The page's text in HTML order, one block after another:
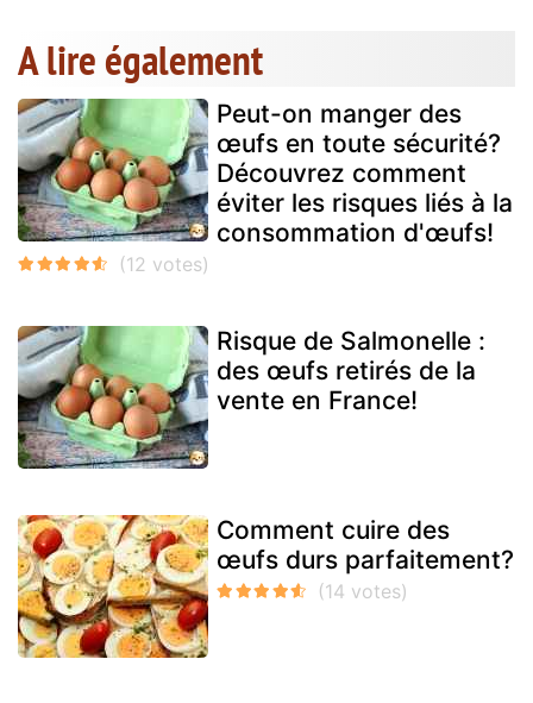
A lire également
Peut-on manger des
œufs en toute sécurité?
Découvrez comment
éviter les risques liés à la
consommation d'œufs!
Risque de Salmonelle :
des œufs retirés de la
vente en France!
Comment cuire des
œufs durs parfaitement?